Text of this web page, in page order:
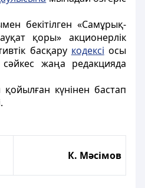
бекітілген «Самұрық-
қоры» акционерлік
басқару кодексі осы
сәйкес жаңа редакцияда
күнінен бастап
К. Мәсімов